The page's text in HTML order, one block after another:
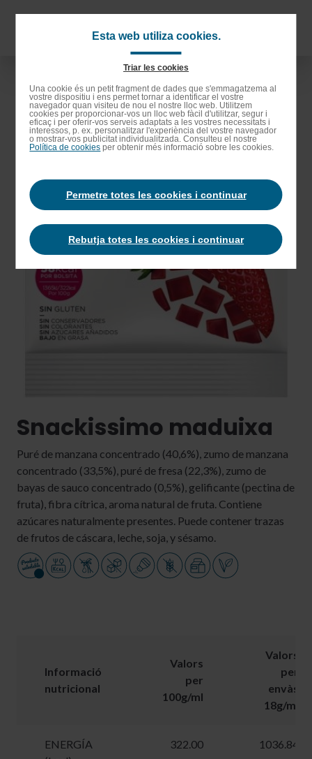
Snackissimo maduixa
Puré de manzana concentrado (40,6%), zumo de manzana
concentrado (33,5%), puré de fresa (22,3%), zumo de
bayas de sauco concentrado (0,5%), gelificante (pectina de
fruta), fibra cítrica, aroma natural de fruta. Contiene
azúcares naturalmente presentes. Puede contener trazas
de frutos de cáscara, leche, soja, y sésamo.
Informació
nutricional
Valors
per
100g/ml
Valors
per
envàs
18g/ml
ENERGÍA
322.00 1036.84
Esta web utiliza cookies.
Triar les cookies
Una cookie és un petit fragment de dades que s'emmagatzema al
vostre dispositiu i ens permet tornar a identificar el vostre
navegador quan visiteu de nou el nostre lloc web. Utilitzem
cookies per proporcionar-vos un lloc web fàcil d'utilitzar, segur i
eficaç i per oferir-vos serveis adaptats a les vostres necessitats i
interessos, p. ex. personalitzar l'experiència del vostre navegador
o mostrar-vos publicitat individualitzada. Consulteu el nostre
Política de cookies per obtenir més informació sobre les cookies.
Permetre totes les cookies i continuar
Rebutja totes les cookies i continuar